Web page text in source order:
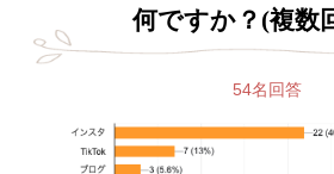
何ですか？(複数
54名回答